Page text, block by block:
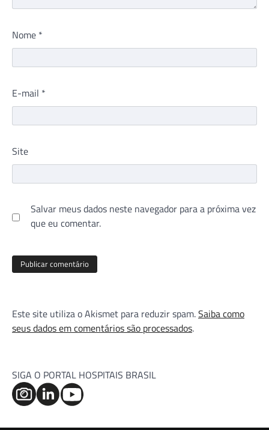
Nome *
E-mail *
Site
Salvar meus dados neste navegador para a próxima vez
que eu comentar.
Este site utiliza o Akismet para reduzir spam.Saiba como
seus dados em comentários são processados.
SIGA O PORTAL HOSPITAIS BRASIL